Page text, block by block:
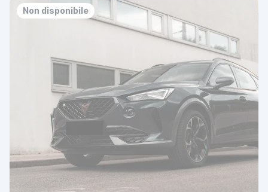
Non disponibile